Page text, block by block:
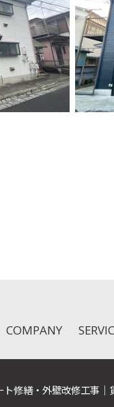
COMPANY
修繕・外壁改修工事｜